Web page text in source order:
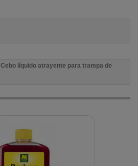
Cebo líquido atrayente para trampa de